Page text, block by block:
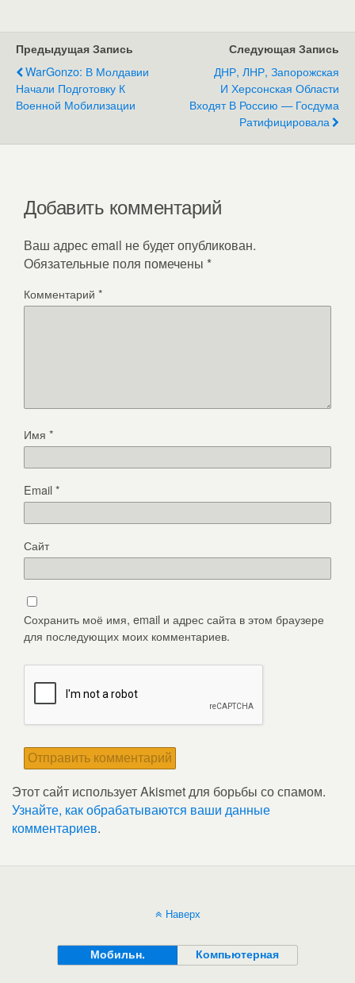
Предыдущая Запись
WarGonzo: В Молдавии
Начали Подготовку К
Военной Мобилизации
Следующая Запись
ДНР, ЛНР, Запорожская
И Херсонская Области
Входят В Россию — Госдума
Ратифицировала
Добавить комментарий
Ваш адрес email не будет опубликован.
Обязательные поля помечены *
Комментарий *
Имя *
Email*
Сайт
Сохранить моё имя, email и адрес сайта в этом браузере
для последующих моих комментариев.
Этот сайт использует Akismet для борьбы со спамом.
Узнайте, как обрабатываются ваши данные
комментариев.
Наверх
Мобильн. Компьютерная